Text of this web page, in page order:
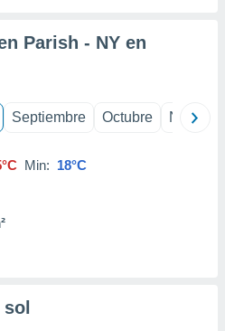
Parish - NY en
Septiembre Octubre
Min: 18°C